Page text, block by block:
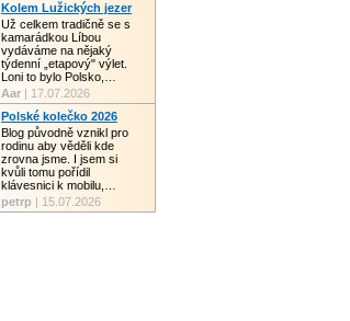
Kolem Lužických jezer
Už celkem tradičně se s
kamarádkou Líbou
vydáváme na nějaký
týdenní „etapový" výlet.
Loni to bylo Polsko,…
Aar | 17.07.2026
Polské kolečko 2026
Blog původně vznikl pro
rodinu aby věděli kde
zrovna jsme. I jsem si
kvůli tomu pořídil
klávesnici k mobilu,…
petrp | 15.07.2026